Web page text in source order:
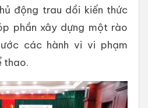
động trau dồi kiến thức
phần xây dựng một rào
các hành vi vi phạm
thao.